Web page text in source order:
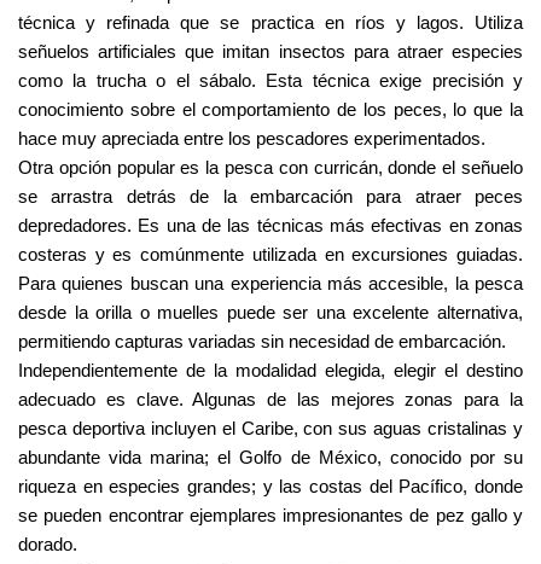
técnica y refinada que se practica en ríos y lagos. Utiliza
señuelos artificiales que imitan insectos para atraer especies
como la trucha o el sábalo. Esta técnica exige precisión y
conocimiento sobre el comportamiento de los peces, lo que la
hace muy apreciada entre los pescadores experimentados.
Otra opción popular es la pesca con curricán, donde el señuelo
se arrastra detrás de la embarcación para atraer peces
depredadores. Es una de las técnicas más efectivas en zonas
costeras y es comúnmente utilizada en excursiones guiadas.
Para quienes buscan una experiencia más accesible, la pesca
desde la orilla o muelles puede ser una excelente alternativa,
permitiendo capturas variadas sin necesidad de embarcación.
Independientemente de la modalidad elegida, elegir el destino
adecuado es clave. Algunas de las mejores zonas para la
pesca deportiva incluyen el Caribe, con sus aguas cristalinas y
abundante vida marina; el Golfo de México, conocido por su
riqueza en especies grandes; y las costas del Pacífico, donde
se pueden encontrar ejemplares impresionantes de pez gallo y
dorado.